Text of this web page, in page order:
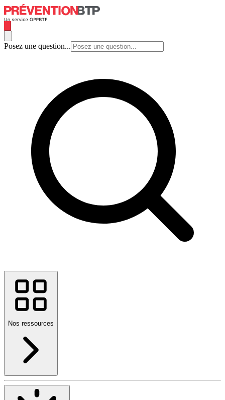
Posez une question...
Nos ressources